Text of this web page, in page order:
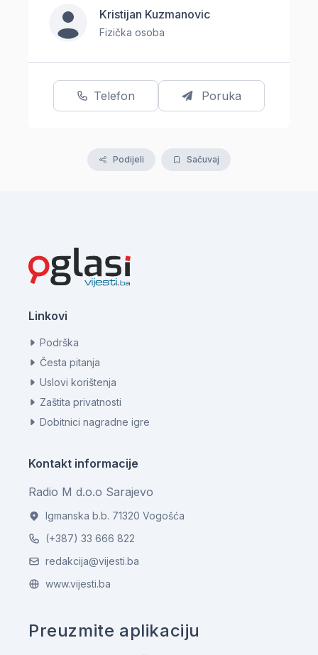
Kristijan Kuzmanovic
Fizička osoba
Telefon Poruka
Podijeli Sačuvaj
Linkovi
Podrška
Česta pitanja
Uslovi korištenja
Zaštita privatnosti
Dobitnici nagradne igre
Kontakt informacije
Radio M d.o.o Sarajevo
Igmanska b.b. 71320 Vogošća
(+387) 33 666 822
redakcija@vijesti.ba
www.vijesti.ba
Preuzmite aplikaciju